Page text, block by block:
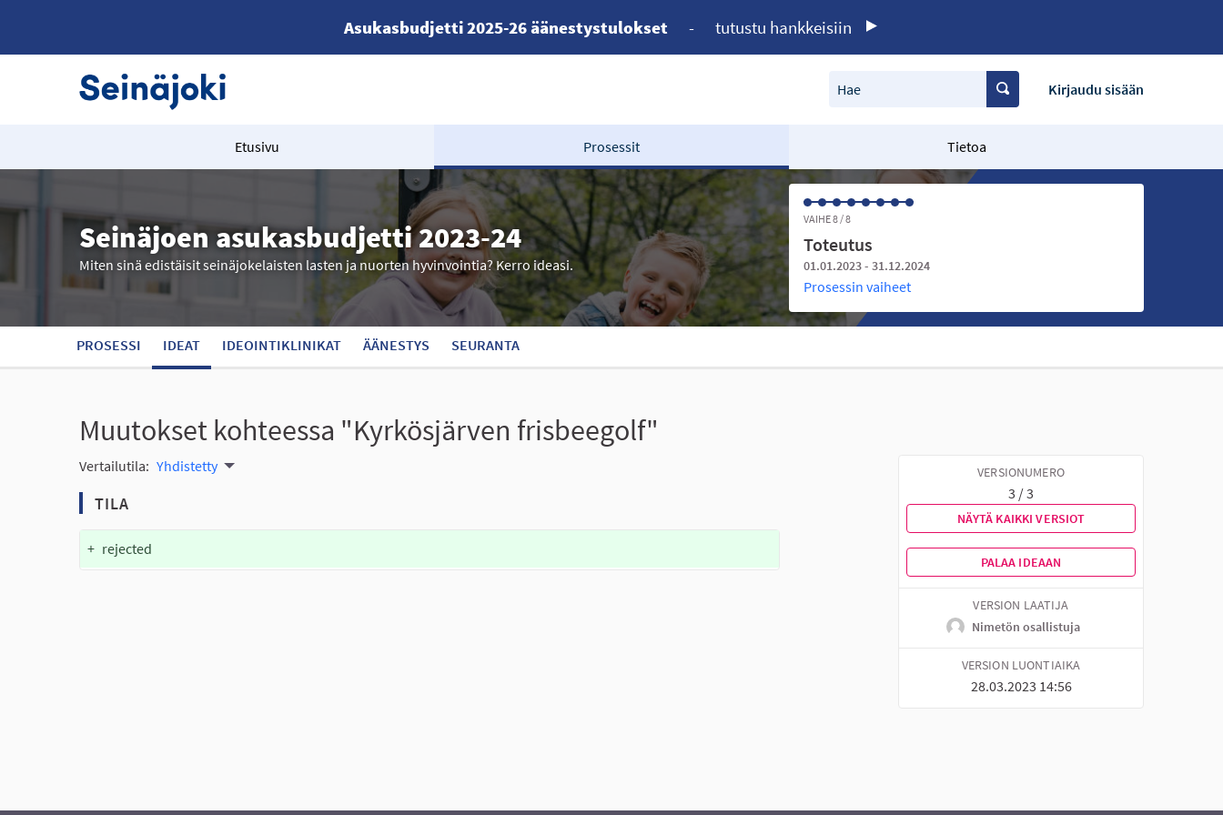
Asukasbudjetti 2025-26 äänestystulokset - tutustu hankkeisiin
Hae Kirjaudu sisään
Etusivu Prosessit Tietoa
Seinäjoen asukasbudjetti 2023-24
Miten sinä edistäisit seinäjokelaisten lasten ja nuorten hyvinvointia? Kerro ideasi.
VAIHE 8 / 8
Toteutus
01.01.2023 - 31.12.2024
Prosessin vaiheet
PROSESSI IDEAT IDEOINTIKLINIKAT ÄÄNESTYS SEURANTA
Muutokset kohteessa "Kyrkösjärven frisbeegolf"
Vertailutila: Yhdistetty
TILA
+ rejected
VERSIONUMERO
3 / 3
NÄYTÄ KAIKKI VERSIOT
PALAA IDEAAN
VERSION LAATIJA
Nimetön osallistuja
VERSION LUONTIAIKA
28.03.2023 14:56